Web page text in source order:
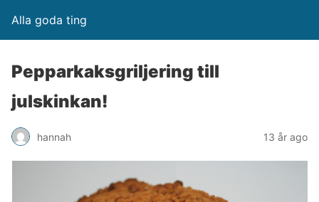
Alla goda ting
Pepparkaksgriljering till
julskinkan!
hannah 13 år ago